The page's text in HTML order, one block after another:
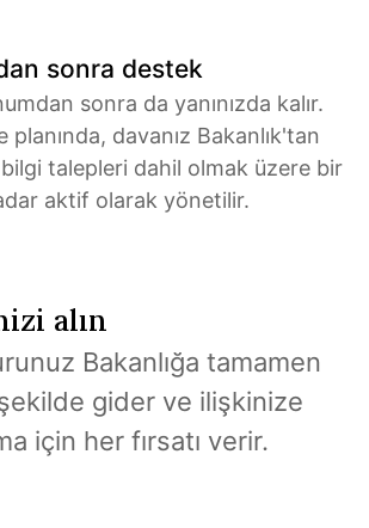
sonra destek
sonra da yanınızda kalır.
planında, davanız Bakanlık'tan
talepleri dahil olmak üzere bir
aktif olarak yönetilir.
alın
Bakanlığa tamamen
gider ve ilişkinize
için her fırsatı verir.